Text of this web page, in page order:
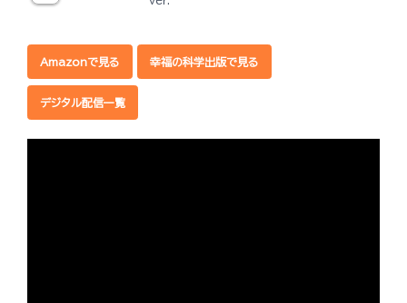
Amazonで見る 幸福の科学出版で見る
デジタル配信一覧